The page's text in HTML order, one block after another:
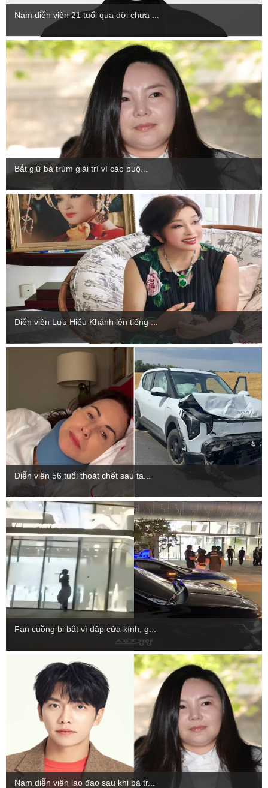
Nam diễn viên 21 tuổi qua đời chưa ...
Bắt giữ bà trùm giải trí vì cáo buộ...
Diễn viên Lưu Hiểu Khánh lên tiếng ...
Diễn viên 56 tuổi thoát chết sau ta...
Fan cuồng bị bắt vì đập cửa kính, g...
Nam diễn viên lao đao sau khi bà tr...